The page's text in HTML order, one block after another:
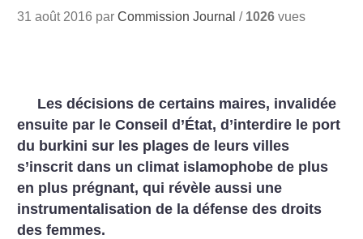
31 août 2016 parCommission Journal / 1026 vues
Les décisions de certains maires, invalidée
ensuite par le Conseil d’État, d’interdire le port
du burkini sur les plages de leurs villes
s’inscrit dans un climat islamophobe de plus
en plus prégnant, qui révèle aussi une
instrumentalisation de la défense des droits
des femmes.